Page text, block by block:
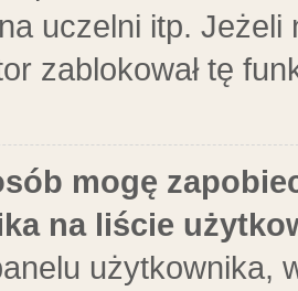
uczelni itp.
zablokował tę
mogę
na liście
użytkownika,